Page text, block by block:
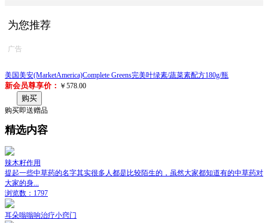
为您推荐
广告
美国美安(MarketAmerica)Complete Greens完美叶绿素/蔬菜素配方180g/瓶
新会员尊享价： ￥578.00
购买
购买即送赠品
精选内容
辣木籽作用
提起一些中草药的名字其实很多人都是比较陌生的，虽然大家都知道有的中草药对
大家的身...
浏览数：1797
耳朵嗡嗡响治疗小窍门